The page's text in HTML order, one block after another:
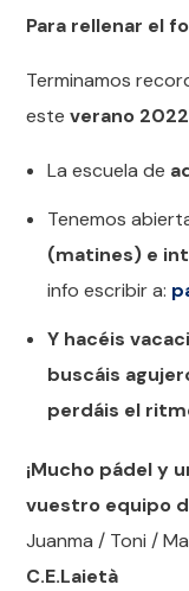
Para rellenar el
Terminamos
esteverano
La escuela de
Tenemos
(matines) e
info escribir a:
Y hacéis
buscáis
perdáis el
¡Mucho pádel y
vuestro equipo
Juanma / Toni /
C.E.Laietà